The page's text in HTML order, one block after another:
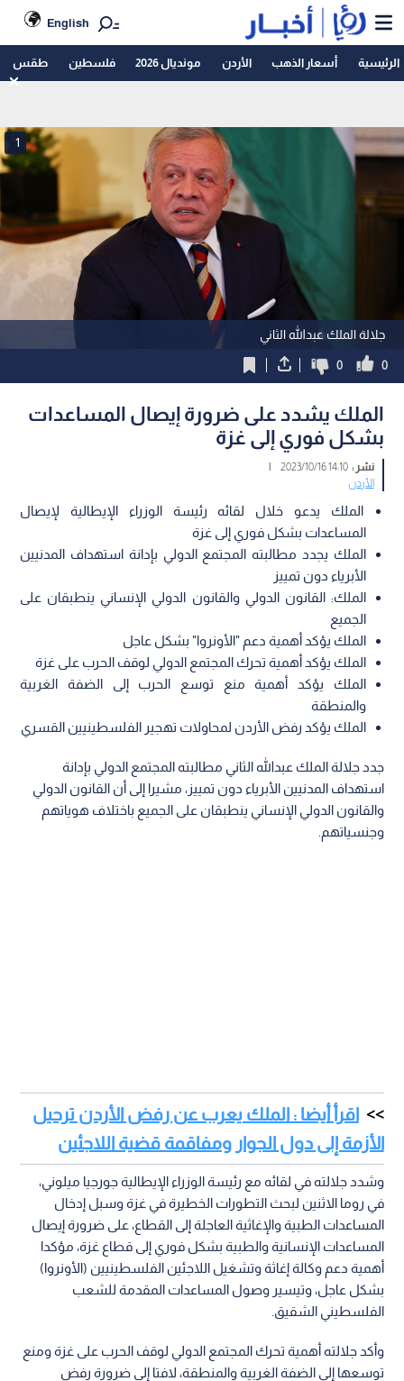
English
الرئيسية أسعار الذهب الأردن مونديال 2026 فلسطين طقس
جلالة الملك عبدالله الثاني
1
0
0
الملك يشدد على ضرورة إيصال المساعدات
بشكل فوري إلى غزة
نشر :14:10 2023/10/16
|
الأردن
الملك يدعو خلال لقائه رئيسة الوزراء الإيطالية لإيصال
المساعدات بشكل فوري إلى غزة
الملك يجدد مطالبته المجتمع الدولي بإدانة استهداف المدنيين
الأبرياء دون تمييز
الملك: القانون الدولي والقانون الدولي الإنساني ينطبقان على
الجميع
الملك يؤكد أهمية دعم "الأونروا" بشكل عاجل
الملك يؤكد أهمية تحرك المجتمع الدولي لوقف الحرب على غزة
الملك يؤكد أهمية منع توسع الحرب إلى الضفة الغربية
والمنطقة
الملك يؤكد رفض الأردن لمحاولات تهجير الفلسطينيين القسري
جدد جلالة الملك عبدالله الثاني مطالبته المجتمع الدولي بإدانة
استهداف المدنيين الأبرياء دون تمييز، مشيرا إلى أن القانون الدولي
والقانون الدولي الإنساني ينطبقان على الجميع باختلاف هوياتهم
وجنسياتهم.
اقرأ أيضا : الملك يعرب عن رفض الأردن ترحيل
الأزمة إلى دول الجوار ومفاقمة قضية اللاجئين
وشدد جلالته في لقائه مع رئيسة الوزراء الإيطالية جورجيا ميلوني،
في روما الاثنين لبحث التطورات الخطيرة في غزة وسبل إدخال
المساعدات الطبية والإغاثية العاجلة إلى القطاع، على ضرورة إيصال
المساعدات الإنسانية والطبية بشكل فوري إلى قطاع غزة، مؤكدا
أهمية دعم وكالة إغاثة وتشغيل اللاجئين الفلسطينيين (الأونروا)
بشكل عاجل، وتيسير وصول المساعدات المقدمة للشعب
الفلسطيني الشقيق.
وأكد جلالته أهمية تحرك المجتمع الدولي لوقف الحرب على غزة ومنع
توسعها إلى الضفة الغربية والمنطقة، لافتا إلى ضرورة رفض